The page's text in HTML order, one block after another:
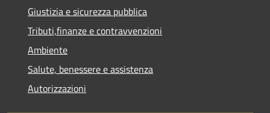
Giustizia e sicurezza pubblica
Tributi,finanze e contravvenzioni
Ambiente
Salute, benessere e assistenza
Autorizzazioni